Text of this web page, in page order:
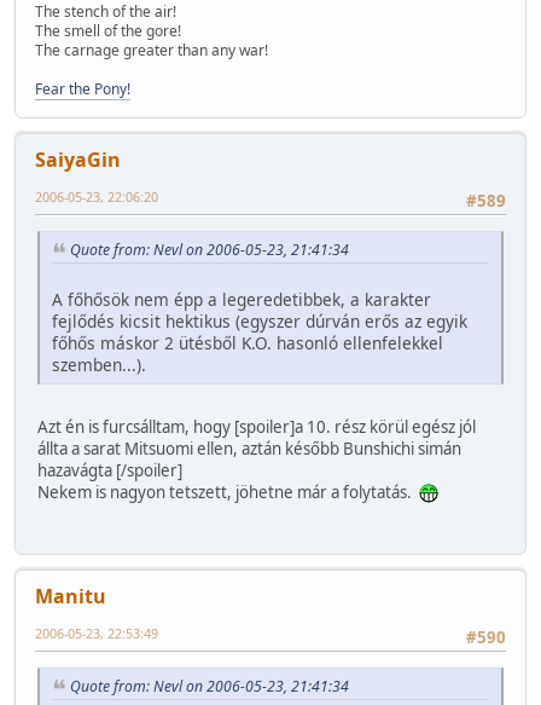
The stench of the air!
The smell of the gore!
The carnage greater than any war!
Fear the Pony!
SaiyaGin
#589
2006-05-23, 22:06:20
Quote from: Nevl on 2006-05-23, 21:41:34
A főhősök nem épp a legeredetibbek, a karakter
fejlődés kicsit hektikus (egyszer dúrván erős az egyik
főhős máskor 2 ütésből K.O. hasonló ellenfelekkel
szemben...).
Azt én is furcsálltam, hogy [spoiler]a 10. rész körül egész jól
állta a sarat Mitsuomi ellen, aztán később Bunshichi simán
hazavágta [/spoiler]
Nekem is nagyon tetszett, jöhetne már a folytatás.
Manitu
#590
2006-05-23, 22:53:49
Quote from: Nevl on 2006-05-23, 21:41:34